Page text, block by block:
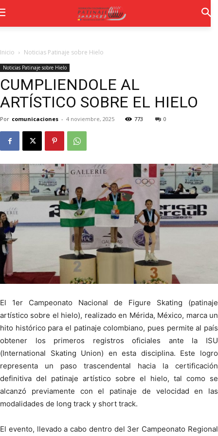
Inicio Noticias Patinaje sobre Hielo
Noticias Patinaje sobre Hielo
CUMPLIENDOLE AL
ARTÍSTICO SOBRE EL HIELO
Por comunicaciones - 4 noviembre, 2025 773 0
El 1er Campeonato Nacional de Figure Skating (patinaje
artístico sobre el hielo), realizado en Mérida, México, marca un
hito histórico para el patinaje colombiano, pues permite al país
obtener los primeros registros oficiales ante la ISU
(International Skating Union) en esta disciplina. Este logro
representa un paso trascendental hacia la certificación
definitiva del patinaje artístico sobre el hielo, tal como se
alcanzó previamente con el patinaje de velocidad en las
modalidades de long track y short track.
El evento, llevado a cabo dentro del 3er Campeonato Regional